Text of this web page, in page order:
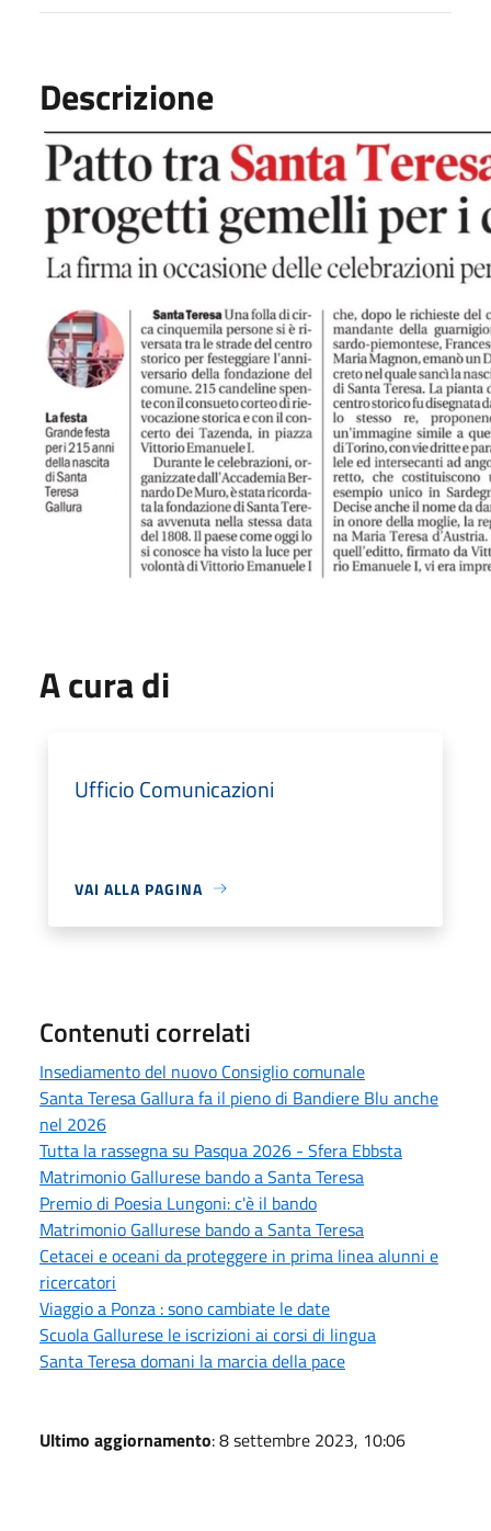
Descrizione
A cura di
Ufficio Comunicazioni
VAI ALLA PAGINA
Contenuti correlati
Insediamento del nuovo Consiglio comunale
Santa Teresa Gallura fa il pieno di Bandiere Blu anche
nel 2026
Tutta la rassegna su Pasqua 2026 - Sfera Ebbsta
Matrimonio Gallurese bando a Santa Teresa
Premio di Poesia Lungoni: c'è il bando
Matrimonio Gallurese bando a Santa Teresa
Cetacei e oceani da proteggere in prima linea alunni e
ricercatori
Viaggio a Ponza : sono cambiate le date
Scuola Gallurese le iscrizioni ai corsi di lingua
Santa Teresa domani la marcia della pace
Ultimo aggiornamento: 8 settembre 2023, 10:06